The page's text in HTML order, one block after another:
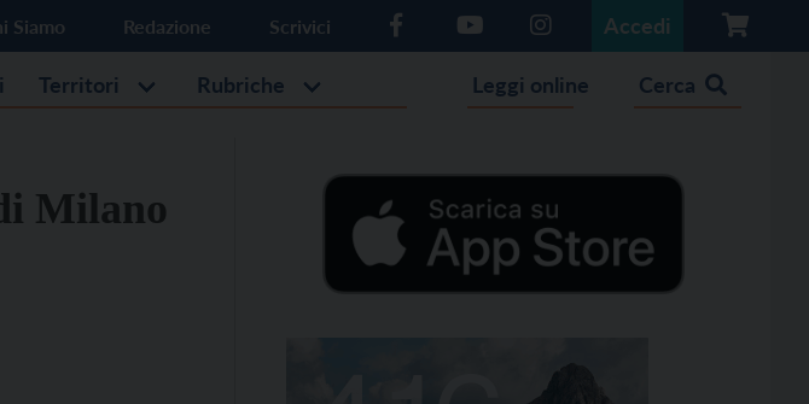
Siamo Redazione Scrivici Accedi
Territori Rubriche Leggi online Cerca
Milano